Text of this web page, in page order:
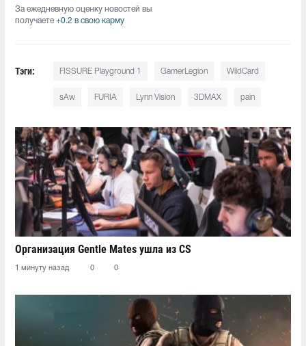
За ежедневную оценку новостей вы
получаете +0.2 в свою карму
Тэги: FISSURE Playground 1 GamerLegion WildCard
sAw FURIA Lynn Vision 3DMAX pain
Организация Gentle Mates ушла из CS
1 минуту назад 0 0